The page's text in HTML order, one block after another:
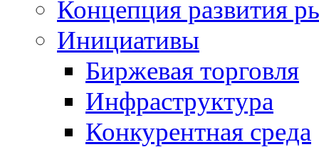
Концепция развития
Инициативы
Биржевая торговля
Инфраструктура
Конкурентная среда